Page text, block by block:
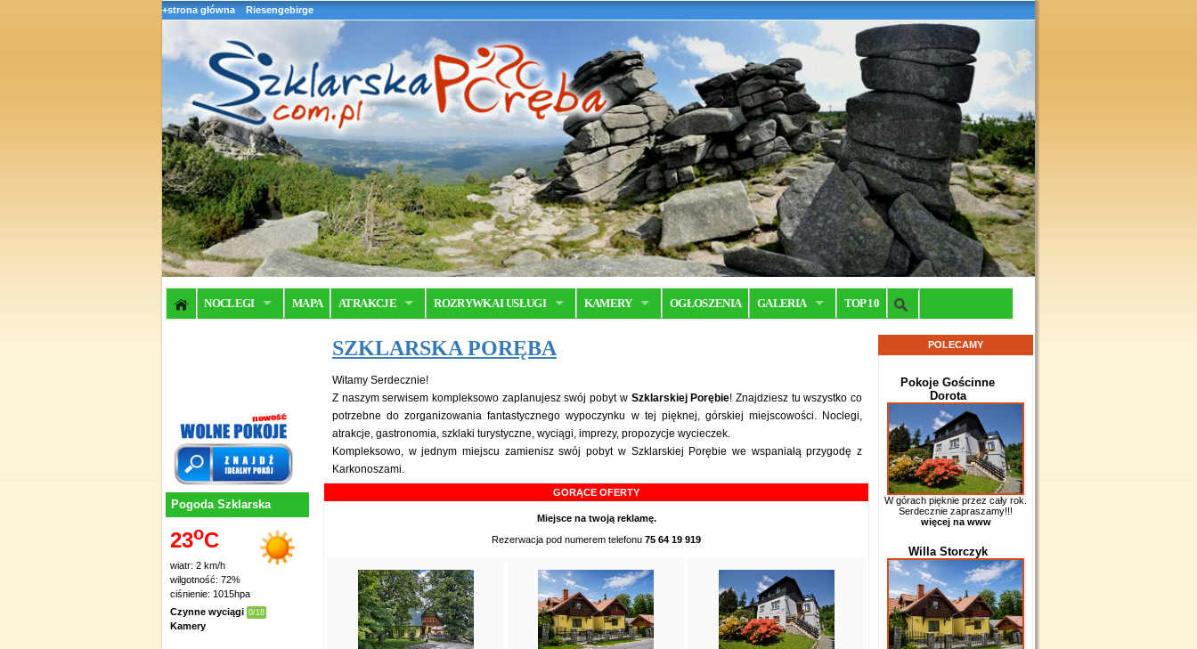
+strona główna Riesengebirge
NOCLEGI MAPA ATRAKCJE ROZRYWKA I USŁUGI KAMERY OGŁOSZENIA GALERIA TOP 10
Pogoda Szklarska
23oC
wiatr: 2 km/h
wilgotność: 72%
ciśnienie: 1015hpa
Czynne wyciągi 0/18
Kamery
SZKLARSKA PORĘBA
Witamy Serdecznie!
Z naszym serwisem kompleksowo zaplanujesz swój pobyt w Szklarskiej Porębie! Znajdziesz tu wszystko co
potrzebne do zorganizowania fantastycznego wypoczynku w tej pięknej, górskiej miejscowości. Noclegi,
atrakcje, gastronomia, szklaki turystyczne, wyciągi, imprezy, propozycje wycieczek.
Kompleksowo, w jednym miejscu zamienisz swój pobyt w Szklarskiej Porębie we wspaniałą przygodę z
Karkonoszami.
GORĄCE OFERTY
Miejsce na twoją reklamę.
Rezerwacja pod numerem telefonu 75 64 19 919
POLECAMY
Pokoje Gościnne
Dorota
W górach pięknie przez cały rok.
Serdecznie zapraszamy!!!
więcej na www
Willa Storczyk